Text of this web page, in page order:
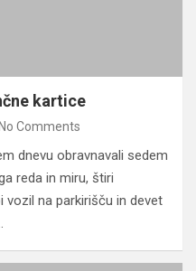
kartice
No Comments
dnevu obravnavali sedem
reda in miru, štiri
vozil na parkirišču in devet